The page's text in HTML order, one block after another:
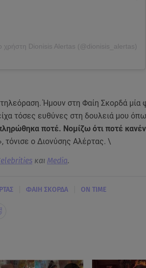
χρήστη Dionisis Alertas (@dionisis_alertas)
Ήμουν στη Φαίη Σκορδά μία
τόσες ευθύνες στη δουλειά μου
ποτέ. Νομίζω ότι ποτέ
τόνισε ο Διονύσης Αλέρτας. \
και Media.
ΦΑΙΗ ΣΚΟΡΔΑ ON TIME